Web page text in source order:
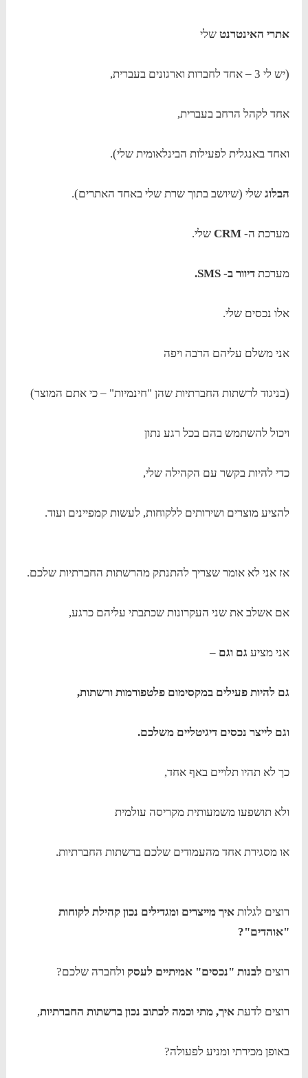
אתרי האינטרנטשלי
(יש לי 3 – אחד לחברות וארגונים בעברית,
אחד לקהל הרחב בעברית,
ואחד באנגלית לפעילות הבינלאומית שלי).
הבלוג שלי (שיושב בתוך שרת שלי באחד האתרים).
מערכת ה- CRM שלי.
מערכתדיוור ב- SMS.
אלו נכסים שלי.
אני משלם עליהם הרבה ויפה
(בניגוד לרשתות החברתיות שהן "חינמיות" – כי אתם המוצר)
ויכול להשתמש בהם בכל רגע נתון
כדי להיות בקשר עם הקהילה שלי,
להציע מוצרים ושירותים ללקוחות, לעשות קמפיינים ועוד.
אז אני לא אומר שצריך להתנתק מהרשתות החברתיות שלכם.
אם אשלב את שני העקרונות שכתבתי עליהם כרגע,
אני מציע גם וגם –
גם להיות פעילים במקסימום פלטפורמות ורשתות,
וגם לייצר נכסים דיגיטליים משלכם.
כך לא תהיו תלויים באף אחד,
ולא תושפעו משמעותית מקריסה עולמית
או מסגירת אחד מהעמודים שלכם ברשתות החברתיות.
רוצים לגלותאיך מייצרים ומגדילים נכון קהילת לקוחות
"אוהדים"?
רוצים לבנות "נכסים" אמיתיים לעסק ולחברה שלכם?
רוצים לדעתאיך, מתי וכמה לכתוב נכון ברשתות החברתיות,
באופן מכירתי ומניע לפעולה?